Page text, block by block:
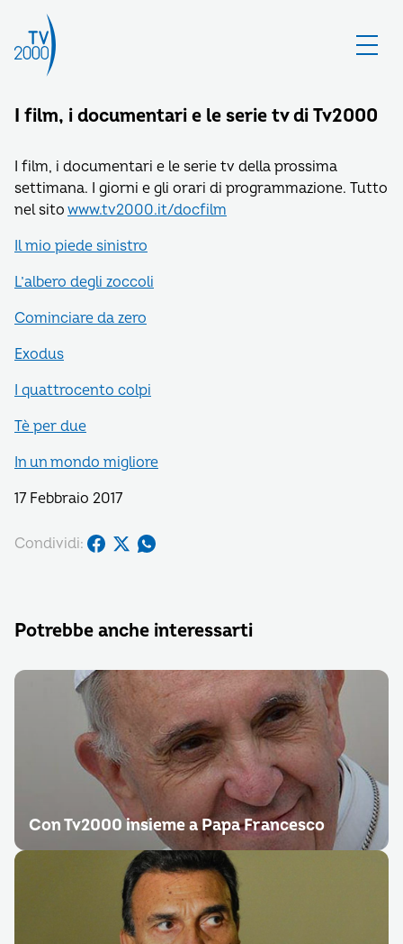
I film, i documentari e le serie tv di Tv2000
I film, i documentari e le serie tv della prossima
settimana. I giorni e gli orari di programmazione. Tutto
nel sito www.tv2000.it/docfilm
Il mio piede sinistro
L’albero degli zoccoli
Cominciare da zero
Exodus
I quattrocento colpi
Tè per due
In un mondo migliore
17 Febbraio 2017
Condividi:
Potrebbe anche interessarti
Con Tv2000 insieme a Papa Francesco